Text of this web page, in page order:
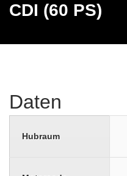
CDI (60 PS)
Daten
Hubraum